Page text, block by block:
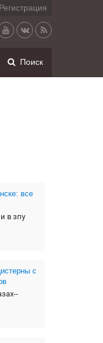
Регистрация
Поиск
все
в зпу
с